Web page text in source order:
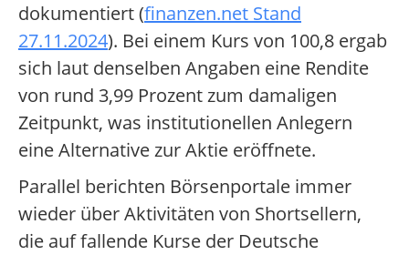
dokumentiert (finanzen.net Stand
27.11.2024). Bei einem Kurs von 100,8 ergab
sich laut denselben Angaben eine Rendite
von rund 3,99 Prozent zum damaligen
Zeitpunkt, was institutionellen Anlegern
eine Alternative zur Aktie eröffnete.
Parallel berichten Börsenportale immer
wieder über Aktivitäten von Shortsellern,
die auf fallende Kurse der Deutsche